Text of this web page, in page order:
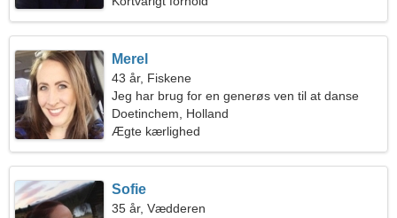
Merel
43 år, Fiskene
Jeg har brug for en generøs ven til at danse
sammen
Doetinchem, Holland
Ægte kærlighed
Sofie
35 år, Vædderen